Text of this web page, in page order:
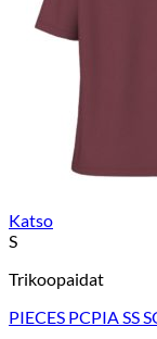
Katso
S
Trikoopaidat
PIECES PCPIA SS